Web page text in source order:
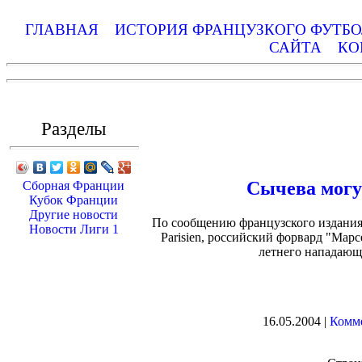
ГЛАВНАЯ
ИСТОРИЯ ФРАНЦУЗКОГО
САЙТА
Разделы
Сборная Франции
Кубок Франции
Другие новости
Новости Лиги 1
Сычева
По сообщению французского
Parisien, российский форвард
летнего
16.05.2004 |